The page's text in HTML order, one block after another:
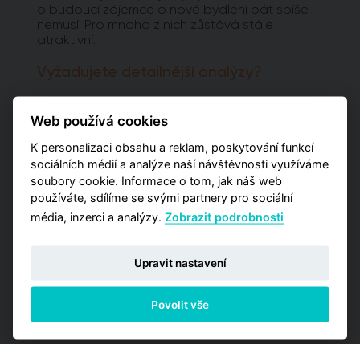
o budoucí zájemce o nové bydlení bát spíše
nemusí. Pro mnoho z nich zůstává stále
atraktivní.
Vyžadujete detailnější analýzy?
informace a poptáváte kromě globálních čísel
také detailnější data zaměřená na užší výběr
pražských lokalit? Vyzkoušejte naší aplikaci
Analýzy trhu, kde máte příležitost zakoupit
jednu z detailních analýz vypracovaných pro
jednotlivé městské obvody.
Web používá cookies
K personalizaci obsahu a reklam, poskytování funkcí
sociálních médií a analýze naší návštěvnosti využíváme
soubory cookie. Informace o tom, jak náš web
používáte, sdílíme se svými partnery pro sociální
média, inzerci a analýzy.Zobrazit podrobnosti
Upravit nastavení
Povolit vše